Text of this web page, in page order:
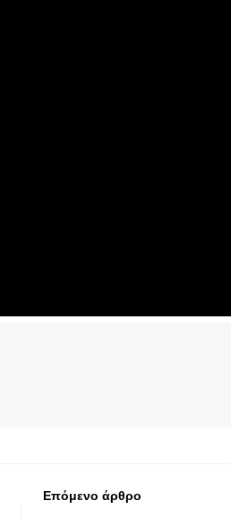
Επόμενο άρθρο